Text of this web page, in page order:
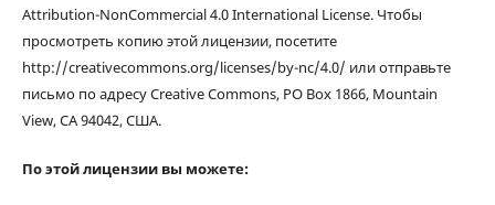
Attribution-NonCommercial 4.0 International License. Чтобы
просмотреть копию этой лицензии, посетите
http://creativecommons.org/licenses/by-nc/4.0/ или отправьте
письмо по адресу Creative Commons, PO Box 1866, Mountain
View, CA 94042, США.
По этой лицензии вы можете: